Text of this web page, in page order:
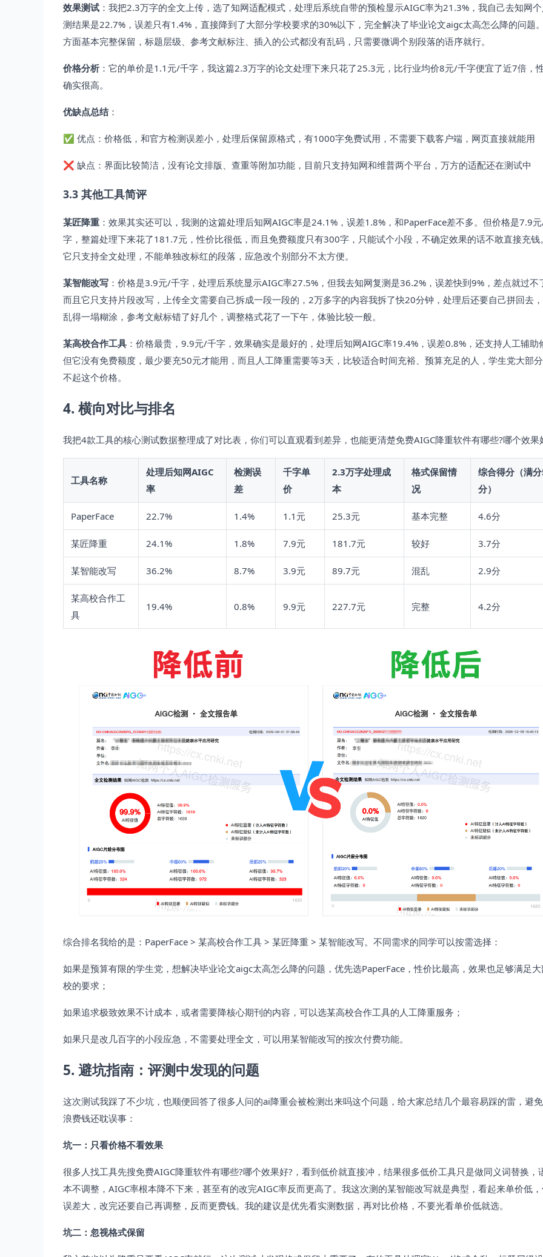
效果测试 ：我把2.3万字的全文上传，选了知网适配模式，处理后系统自带的预检显示AIGC率为21.3%，我自己去知网
测结果是22.7%，误差只有1.4%，直接降到了大部分学校要求的30%以下，完全解决了毕业论文aigc太高怎么降的问题
方面基本完整保留，标题层级、参考文献标注、插入的公式都没有乱码，只需要微调个别段落的语序就行。
价格分析 ：它的单价是1.1元/千字，我这篇2.3万字的论文处理下来只花了25.3元，比行业均价8元/千字便宜了近7倍，
确实很高。
优缺点总结：
✅ 优点：价格低，和官方检测误差小，处理后保留原格式，有1000字免费试用，不需要下载客户端，网页直接就能用
❌ 缺点：界面比较简洁，没有论文排版、查重等附加功能，目前只支持知网和维普两个平台，万方的适配还在测试中
3.3 其他工具简评
某匠降重 ：效果其实还可以，我测的这篇处理后知网AIGC率是24.1%，误差1.8%，和PaperFace差不多。但价格是7.9
字，整篇处理下来花了181.7元，性价比很低，而且免费额度只有300字，只能试个小段，不确定效果的话不敢直接充钱
它只支持全文处理，不能单独改标红的段落，应急改个别部分不太方便。
某智能改写 ：价格是3.9元/千字，处理后系统显示AIGC率27.5%，但我去知网复测是36.2%，误差快到9%，差点就过不
而且它只支持片段改写，上传全文需要自己拆成一段一段的，2万多字的内容我拆了快20分钟，处理后还要自己拼回去
乱得一塌糊涂，参考文献标错了好几个，调整格式花了一下午，体验比较一般。
某高校合作工具 ：价格最贵，9.9元/千字，效果确实是最好的，处理后知网AIGC率19.4%，误差0.8%，还支持人工辅助
但它没有免费额度，最少要充50元才能用，而且人工降重需要等3天，比较适合时间充裕、预算充足的人，学生党大部
不起这个价格。
4. 横向对比与排名
我把4款工具的核心测试数据整理成了对比表，你们可以直观看到差异，也能更清楚免费AIGC降重软件有哪些?哪个效果
工具名称
处理后知网AIGC
率
检测误
差
千字单
价
2.3万字处理成
本
格式保留情
况
综合得分（满
分）
PaperFace 22.7% 1.4% 1.1元 25.3元 基本完整 4.6分
某匠降重 24.1% 1.8% 7.9元 181.7元 较好 3.7分
某智能改写 36.2% 8.7% 3.9元 89.7元 混乱 2.9分
某高校合作工
具
19.4% 0.8% 9.9元 227.7元 完整 4.2分
综合排名我给的是：PaperFace > 某高校合作工具 > 某匠降重 > 某智能改写。不同需求的同学可以按需选择：
如果是预算有限的学生党，想解决毕业论文aigc太高怎么降的问题，优先选PaperFace，性价比最高，效果也足够满足
校的要求；
如果追求极致效果不计成本，或者需要降核心期刊的内容，可以选某高校合作工具的人工降重服务；
如果只是改几百字的小段应急，不需要处理全文，可以用某智能改写的按次付费功能。
5. 避坑指南：评测中发现的问题
这次测试我踩了不少坑，也顺便回答了很多人问的ai降重会被检测出来吗这个问题，给大家总结几个最容易踩的雷，避
浪费钱还耽误事：
坑一：只看价格不看效果
很多人找工具先搜免费AIGC降重软件有哪些?哪个效果好?，看到低价就直接冲，结果很多低价工具只是做同义词替换，
本不调整，AIGC率根本降不下来，甚至有的改完AIGC率反而更高了。我这次测的某智能改写就是典型，看起来单价低
误差大，改完还要自己再调整，反而更费钱。我的建议是优先看实测数据，再对比价格，不要光看单价低就选。
坑二：忽视格式保留